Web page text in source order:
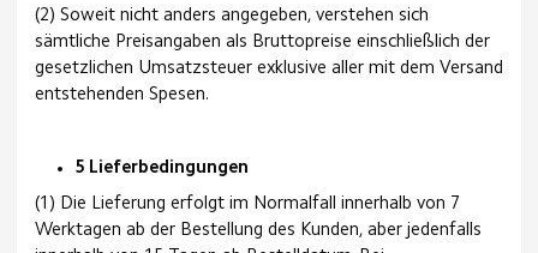
(2) Soweit nicht anders angegeben, verstehen sich
sämtliche Preisangaben als Bruttopreise einschließlich der
gesetzlichen Umsatzsteuer exklusive aller mit dem Versand
entstehenden Spesen.
5 Lieferbedingungen
(1) Die Lieferung erfolgt im Normalfall innerhalb von 7
Werktagen ab der Bestellung des Kunden, aber jedenfalls